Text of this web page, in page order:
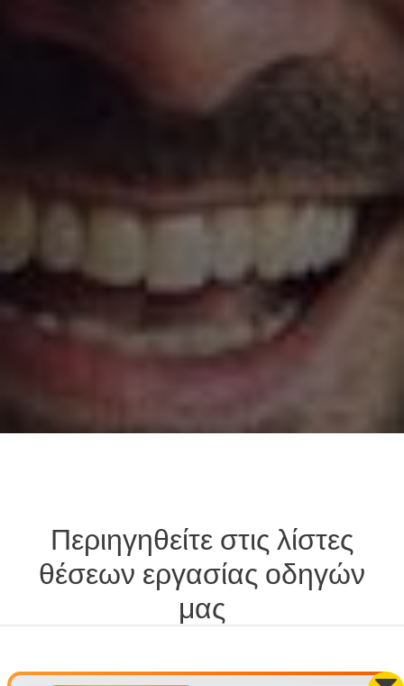
Περιηγηθείτε στις λίστες
θέσεων εργασίας οδηγών
μας